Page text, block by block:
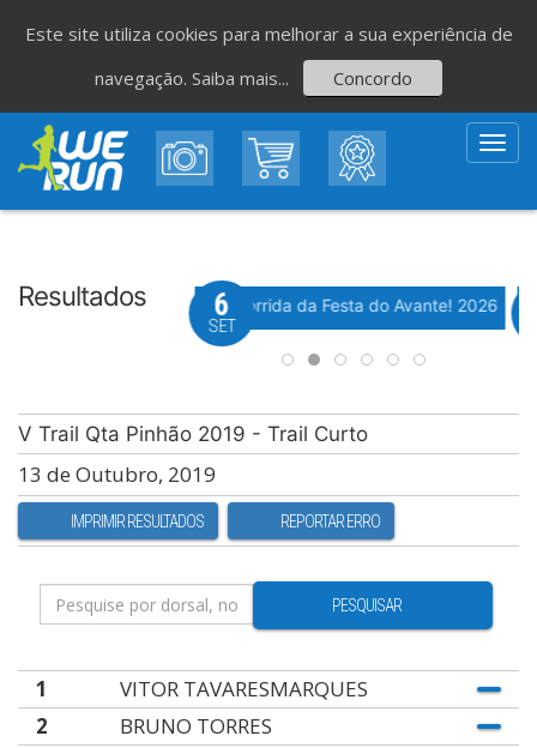
Resultados
de São Romão Evento WeTiming
37ª Corrida da Festa do Avante! 2026
6
SET
V Trail Qta Pinhão 2019 - Trail Curto
13 de Outubro, 2019
IMPRIMIR RESULTADOS REPORTAR ERRO
PESQUISAR
1
VITOR TAVARESMARQUES
2
BRUNO TORRES
Este site utiliza cookies para melhorar a sua experiência de
navegação. Saiba mais... Concordo